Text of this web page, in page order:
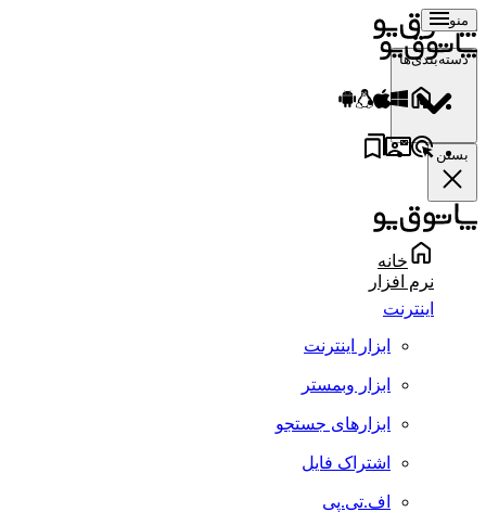
منو
دسته‌بندی‌ها
بستن
خانه
نرم افزار
اینترنت
ابزار اینترنت
ابزار وبمستر
ابزارهای جستجو
اشتراک فایل
اف.تی.پی